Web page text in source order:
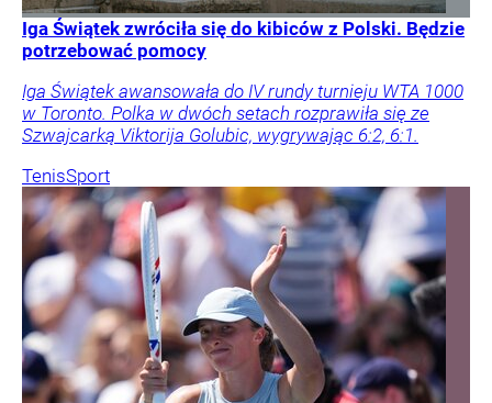
Iga Świątek zwróciła się do kibiców z Polski. Będzie
potrzebować pomocy
Iga Świątek awansowała do IV rundy turnieju WTA 1000
w Toronto. Polka w dwóch setach rozprawiła się ze
Szwajcarką Viktorija Golubic, wygrywając 6:2, 6:1.
TenisSport